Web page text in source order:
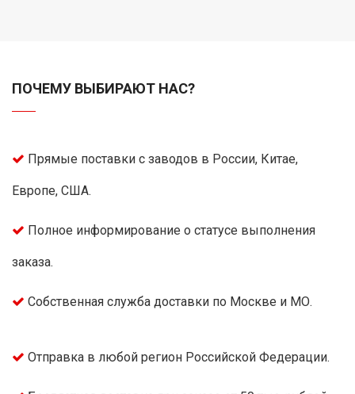
ПОЧЕМУ ВЫБИРАЮТ НАС?
Прямые поставки с заводов в России, Китае,
Европе, США.
Полное информирование о статусе выполнения
заказа.
Собственная служба доставки по Москве и МО.
Отправка в любой регион Российской Федерации.